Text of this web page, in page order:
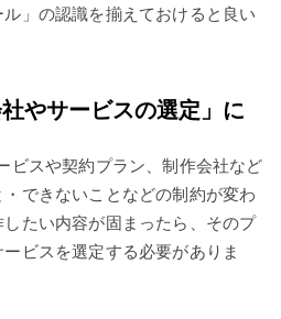
」の認識を揃えておけると良い
やサービスの選定」に
ビスや契約プラン、制作会社など
できないことなどの制約が変わ
たい内容が固まったら、そのプ
ビスを選定する必要がありま